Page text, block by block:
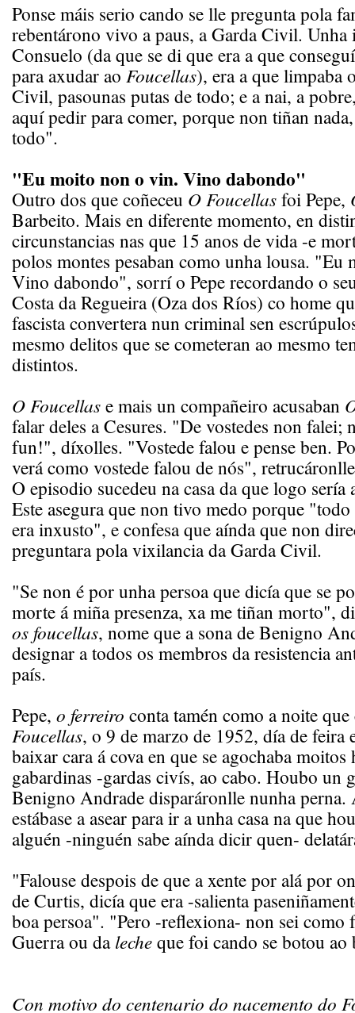
Ponse máis serio cando se lle pregunta pola
rebentárono vivo a paus, a Garda Civil. Unha
Consuelo (da que se di que era a que
para axudar ao Foucellas), era a que limpaba
Civil, pasounas putas de todo; e a nai, a
aquí pedir para comer, porque non tiñan
todo".
"Eu moito non o vin. Vino dabondo"
Outro dos que coñeceu O Foucellasfoi Pepe,
Barbeito. Mais en diferente momento, en
circunstancias nas que 15 anos de vida -e
polos montes pesaban como unha lousa.
Vino dabondo", sorrí o Pepe recordando o
Costa da Regueira (Oza dos Ríos) co home
fascista convertera nun criminal sen
mesmo delitos que se cometeran ao mesmo
distintos.
O Foucellase mais un compañeiro acusaban
falar deles a Cesures. "De vostedes non falei;
fun!", díxolles. "Vostede falou e pense ben.
verá como vostede falou de nós",
O episodio sucedeu na casa da que logo sería
Este asegura que non tivo medo porque
era inxusto", e confesa que aínda que non
preguntara pola vixilancia da Garda Civil.
"Se non é por unha persoa que dicía que se
morte á miña presenza, xa me tiñan morto",
os foucellas, nome que a sona de Benigno
designar a todos os membros da resistencia
país.
Pepe, o ferreiro conta tamén como a noite
Foucellas, o 9 de marzo de 1952, día de
baixar cara á cova en que se agochaba moitos
gabardinas -gardas civís, ao cabo. Houbo un
Benigno Andrade disparáronlle nunha perna.
estábase a asear para ir a unha casa na que
alguén -ninguén sabe aínda dicir quen-
"Falouse despois de que a xente por alá por
de Curtis, dicía que era -salienta
boa persoa". "Pero -reflexiona- non sei como
Guerra ou dalecheque foi cando se botou ao
Con motivo do centenario do nacemento do